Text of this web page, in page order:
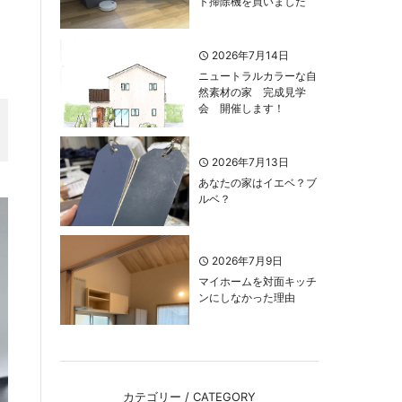
2026年7月14日
ニュートラルカラーな自
然素材の家 完成見学
会 開催します！
2026年7月13日
あなたの家はイエベ？ブ
ルベ？
2026年7月9日
マイホームを対面キッチ
ンにしなかった理由
カテゴリー / CATEGORY